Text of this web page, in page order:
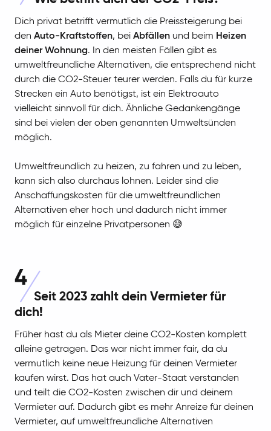
Dich privat betrifft vermutlich die Preissteigerung bei
den Auto-Kraftstoffen, bei Abfällen und beim Heizen
deiner Wohnung. In den meisten Fällen gibt es
umweltfreundliche Alternativen, die entsprechend nicht
durch die CO2-Steuer teurer werden. Falls du für kurze
Strecken ein Auto benötigst, ist ein Elektroauto
vielleicht sinnvoll für dich. Ähnliche Gedankengänge
sind bei vielen der oben genannten Umweltsünden
möglich.
Umweltfreundlich zu heizen, zu fahren und zu leben,
kann sich also durchaus lohnen. Leider sind die
Anschaffungskosten für die umweltfreundlichen
Alternativen eher hoch und dadurch nicht immer
möglich für einzelne Privatpersonen 😅
4
Seit 2023 zahlt dein Vermieter für
dich!
Früher hast du als Mieter deine CO2-Kosten komplett
alleine getragen. Das war nicht immer fair, da du
vermutlich keine neue Heizung für deinen Vermieter
kaufen wirst. Das hat auch Vater-Staat verstanden
und teilt die CO2-Kosten zwischen dir und deinem
Vermieter auf. Dadurch gibt es mehr Anreize für deinen
Vermieter, auf umweltfreundliche Alternativen